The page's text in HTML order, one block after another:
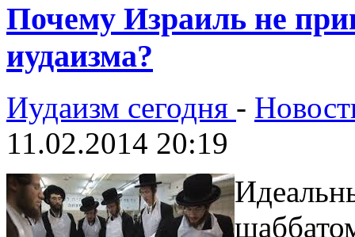
Почему Израиль не
иудаизма?
Иудаизм сегодня -
11.02.2014 20:19